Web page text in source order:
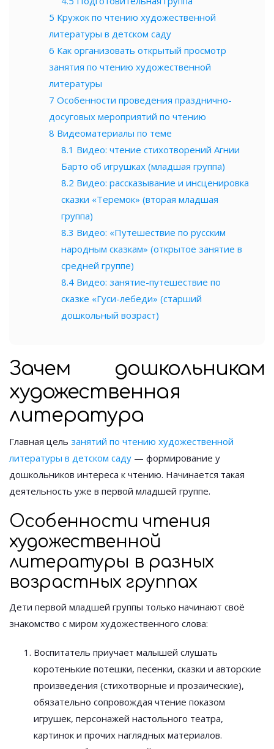
5 Кружок по чтению художественной
литературы в детском саду
6 Как организовать открытый просмотр
занятия по чтению художественной
литературы
7 Особенности проведения празднично-
досуговых мероприятий по чтению
8 Видеоматериалы по теме
8.1 Видео: чтение стихотворений Агнии
Барто об игрушках (младшая группа)
8.2 Видео: рассказывание и инсценировка
сказки «Теремок» (вторая младшая
группа)
8.3 Видео: «Путешествие по русским
народным сказкам» (открытое занятие в
средней группе)
8.4 Видео: занятие-путешествие по
сказке «Гуси-лебеди» (старший
дошкольный возраст)
Зачем дошкольникам
художественная
литература
Главная цель занятий по чтению художественной
литературы в детском саду — формирование у
дошкольников интереса к чтению. Начинается такая
деятельность уже в первой младшей группе.
Особенности чтения
художественной
литературы в разных
возрастных группах
Дети первой младшей группы только начинают своё
знакомство с миром художественного слова:
Воспитатель приучает малышей слушать
коротенькие потешки, песенки, сказки и авторские
произведения (стихотворные и прозаические),
обязательно сопровождая чтение показом
игрушек, персонажей настольного театра,
картинок и прочих наглядных материалов.